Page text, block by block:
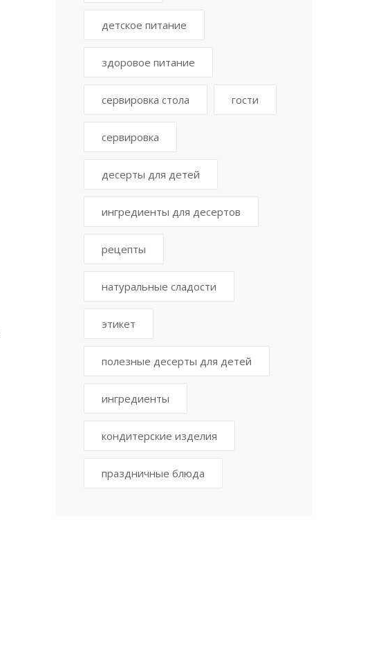
детское питание
здоровое питание
сервировка стола гости
сервировка
десерты для детей
ингредиенты для десертов
рецепты
натуральные сладости
этикет
полезные десерты для детей
ингредиенты
кондитерские изделия
праздничные блюда